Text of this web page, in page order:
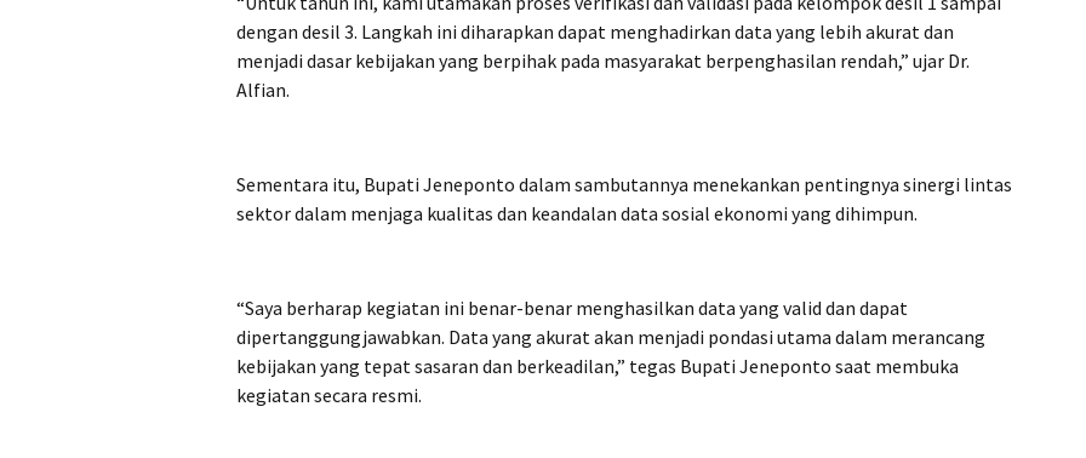
dengan desil 3. Langkah ini diharapkan dapat menghadirkan data yang lebih akurat dan
menjadi dasar kebijakan yang berpihak pada masyarakat berpenghasilan rendah,” ujar Dr.
Alfian.
Sementara itu, Bupati Jeneponto dalam sambutannya menekankan pentingnya sinergi lintas
sektor dalam menjaga kualitas dan keandalan data sosial ekonomi yang dihimpun.
“Saya berharap kegiatan ini benar-benar menghasilkan data yang valid dan dapat
dipertanggungjawabkan. Data yang akurat akan menjadi pondasi utama dalam merancang
kebijakan yang tepat sasaran dan berkeadilan,” tegas Bupati Jeneponto saat membuka
kegiatan secara resmi.